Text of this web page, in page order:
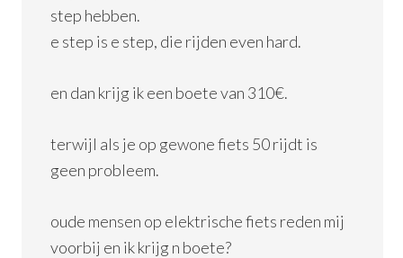
step hebben.
e step is e step, die rijden even hard.
en dan krijg ik een boete van 310€.
terwijl als je op gewone fiets 50 rijdt is
geen probleem.
oude mensen op elektrische fiets reden mij
voorbij en ik krijg n boete?